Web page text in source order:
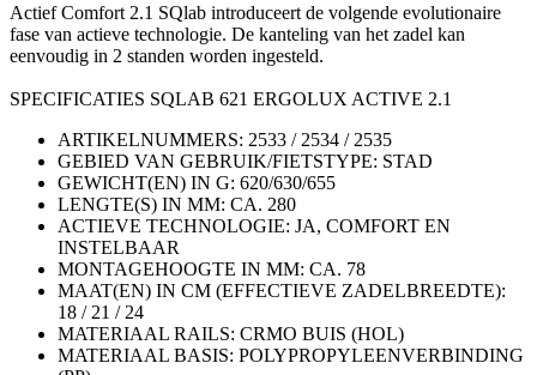
Actief Comfort 2.1 SQlab introduceert de volgende evolutionaire
fase van actieve technologie. De kanteling van het zadel kan
eenvoudig in 2 standen worden ingesteld.
SPECIFICATIES SQLAB 621 ERGOLUX ACTIVE 2.1
ARTIKELNUMMERS: 2533 / 2534 / 2535
GEBIED VAN GEBRUIK/FIETSTYPE: STAD
GEWICHT(EN) IN G: 620/630/655
LENGTE(S) IN MM: CA. 280
ACTIEVE TECHNOLOGIE: JA, COMFORT EN
INSTELBAAR
MONTAGEHOOGTE IN MM: CA. 78
MAAT(EN) IN CM (EFFECTIEVE ZADELBREEDTE):
18 / 21 / 24
MATERIAAL RAILS: CRMO BUIS (HOL)
MATERIAAL BASIS: POLYPROPYLEENVERBINDING